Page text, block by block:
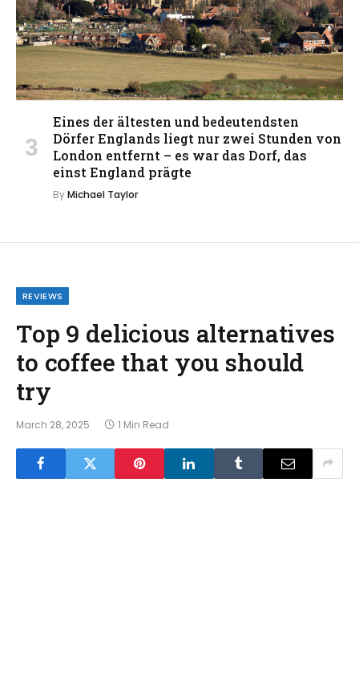
Eines der ältesten und bedeutendsten
Dörfer Englands liegt nur zwei Stunden von
London entfernt – es war das Dorf, das
einst England prägte
ByMichael Taylor
REVIEWS
Top 9 delicious alternatives
to coffee that you should
try
March 28, 2025 1 Min Read